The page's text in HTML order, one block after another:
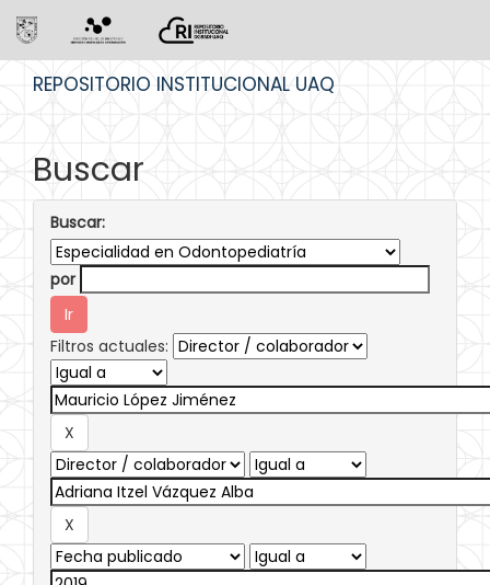
REPOSITORIO INSTITUCIONAL UAQ
Buscar
Buscar:
por
Filtros actuales: